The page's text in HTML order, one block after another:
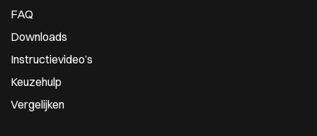
FAQ
Downloads
Instructievideo’s
Keuzehulp
Vergelijken